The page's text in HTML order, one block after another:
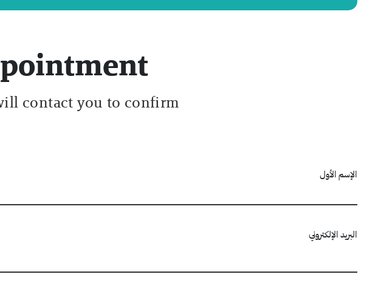
contact you to confirm.
الإسم الأول
البريد الإلكتروني